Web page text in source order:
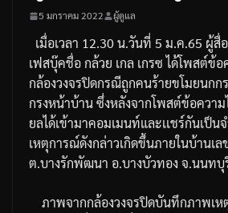
5 มกราคม 2022 ผู้ดูแล
เมื่อเวลา 12.30น.วันที่ 5 ม.ค.65 ผู้สื่
เฟสบุ๊คชื่อกล้วย เกล เกรซ ได้โพสต์ข้
กล้องวงจรปิดกรณีถูกคนร้ายขโมยนกก
กรงหน้าบ้านซึ่งหลังจากโพสต์ข้อความ
ยลได้เข้ามาคอมเมนท์และเเชร์กันเป็น
เหตุการณ์ดังกล่าวเกิดขึ้นภายในบ้านเล
ต.บางรักพัฒนา อ.บางบัวทอง จ.นนทบุ
ภาพจากกล้องวงจรปิดบันทึกภาพเห